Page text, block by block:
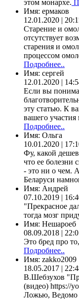
этом монархе.
Имя: ермаков
12.01.2020 |
Старение и
отсутствует
старения и
процессом
Подробнее..
Имя: сергей
12.01.2020 |
Если вы
эту статью. К
вашего
Подробнее..
Имя: Ольга
10.01.2020 |
Фу, какой
что ее болезни
- это ни о чем.
Беларуси
Имя: Андрей
07.10.2019 |
"Прекрасное
тогда мозг
Имя: Нешароеб
08.09.2018 |
Это бред про
Подробнее..
Имя: zakko2009
18.05.2017 |
В.Шебзухов
(видео) https://
Ложью, Ведомо